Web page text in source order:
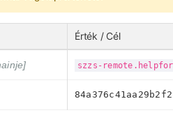
Érték / Cél
szzs-